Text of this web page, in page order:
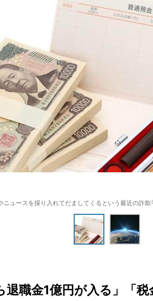
ニュースを採り入れてだましてくるという最近の詐欺
退職金1億円が入る」「